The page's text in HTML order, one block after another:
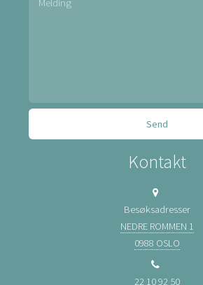
Kontakt
Besøksadresser
NEDRE ROMMEN 1
0988 OSLO
22 10 92 50